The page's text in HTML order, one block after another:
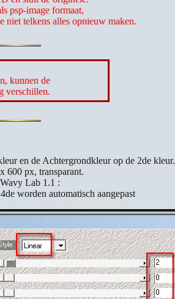
psp-image formaat,
niet telkens alles opnieuw maken.
kunnen de
verschillen.
en de Achtergrondkleur op de 2de kleur.
600 px, transparant.
Lab 1.1 :
worden automatisch aangepast